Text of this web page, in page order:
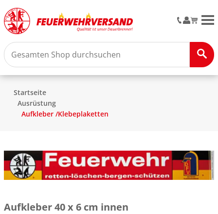
Startseite
Ausrüstung
Aufkleber /Klebeplaketten
Aufkleber 40 x 6 cm innen